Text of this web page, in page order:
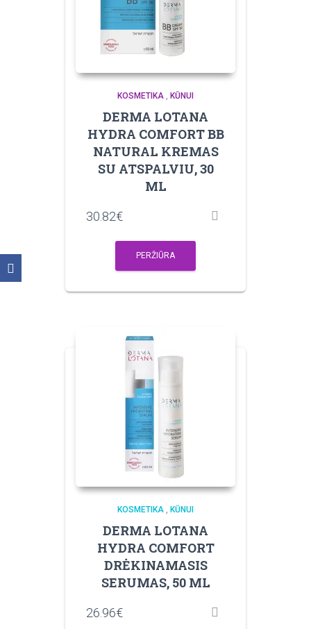
KOSMETIKA , KŪNUI
DERMA LOTANA
HYDRA COMFORT BB
NATURAL KREMAS
SU ATSPALVIU, 30
ML
30.82€
PERŽIŪRA
KOSMETIKA , KŪNUI
DERMA LOTANA
HYDRA COMFORT
DRĖKINAMASIS
SERUMAS, 50 ML
26.96€